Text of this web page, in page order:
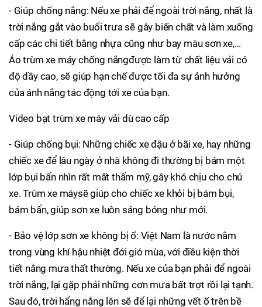
- Giúp chống nắng: Nếu xe phải để ngoài trời nắng, nhất là
trời nắng gắt vào buổi trưa sẽ gây biến chất và làm xuống
cấp các chi tiết bằng nhựa cũng như bay màu sơn xe,…
Áo trùm xe máy chống nắngđược làm từ chất liệu vải có
độ dầy cao, sẽ giúp hạn chế được tối đa sự ảnh hưởng
của ánh nắng tác động tới xe của bạn.
Video bạt trùm xe máy vải dù cao cấp
- Giúp chống bụi: Những chiếc xe đậu ở bãi xe, hay những
chiếc xe để lâu ngày ở nhà không đi thường bị bám một
lớp bụi bẩn nhìn rất mất thẩm mỹ, gây khó chịu cho chủ
xe. Trùm xe máysẽ giúp cho chiếc xe khỏi bị bám bụi,
bám bẩn, giúp sơn xe luôn sáng bóng như mới.
- Bảo vệ lớp sơn xe không bị ố: Việt Nam là nước nằm
trong vùng khí hậu nhiệt đới gió mùa, với điều kiện thời
tiết nắng mưa thất thường. Nếu xe của bạn phải để ngoài
trời nắng, lại gặp phải những cơn mưa bất trợt rồi lại tạnh.
Sau đó, trời hẩng nắng lên sẽ để lại những vết ố trên bề